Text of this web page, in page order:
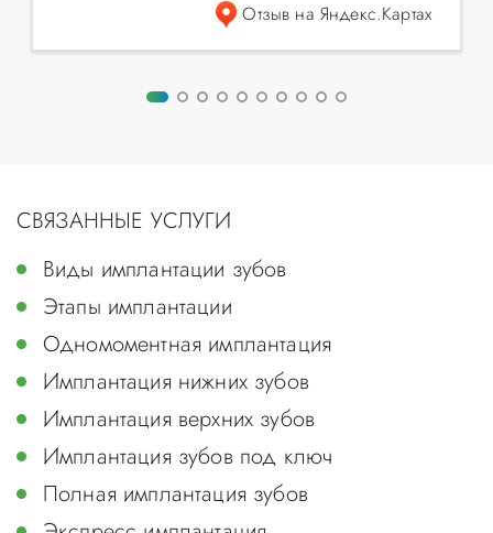
Отзыв на Яндекс.Картах
СВЯЗАННЫЕ УСЛУГИ
Виды имплантации зубов
Этапы имплантации
Одномоментная имплантация
Имплантация нижних зубов
Имплантация верхних зубов
Имплантация зубов под ключ
Полная имплантация зубов